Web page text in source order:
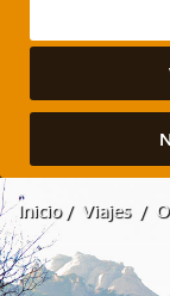
Inicio Viajes